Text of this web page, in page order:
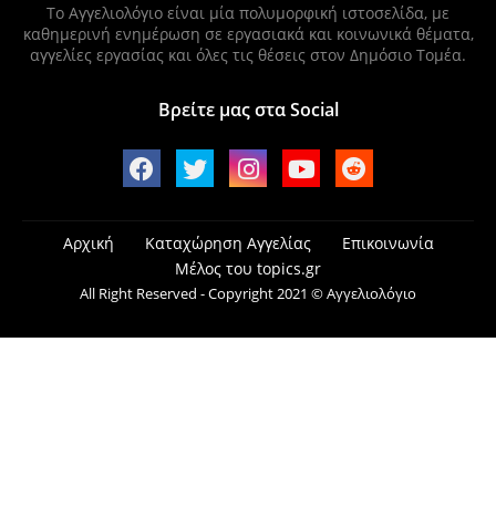
Το Αγγελιολόγιο είναι μία πολυμορφική ιστοσελίδα, με
καθημερινή ενημέρωση σε εργασιακά και κοινωνικά θέματα,
αγγελίες εργασίας και όλες τις θέσεις στον Δημόσιο Τομέα.
Βρείτε μας στα Social
Αρχική Καταχώρηση Αγγελίας
Επικοινωνία
Μέλος του topics.gr
All Right Reserved - Copyright 2021 © Αγγελιολόγιο